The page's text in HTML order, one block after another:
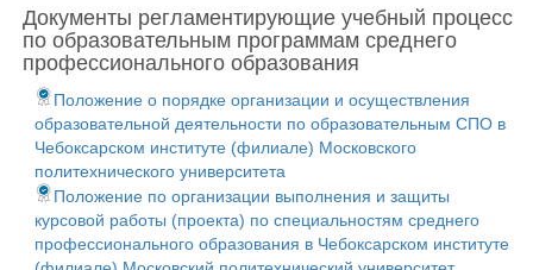
Документы регламентирующие учебный процесс
по образовательным программам среднего
профессионального образования
Положение о порядке организации и осуществления
образовательной деятельности по образовательным СПО в
Чебоксарском институте (филиале) Московского
политехнического университета
Положение по организации выполнения и защиты
курсовой работы (проекта) по специальностям среднего
профессионального образования в Чебоксарском институте